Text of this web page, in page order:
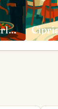
Em Sherif Monte-Carlo Monaco